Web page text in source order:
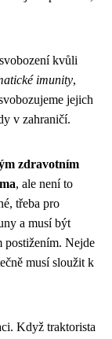
kvůli
imunity,
jejich
v zahraničí.
zdravotním
, ale není to
třeba pro
a musí být
postižením. Nejde
musí sloužit k
Když traktorista